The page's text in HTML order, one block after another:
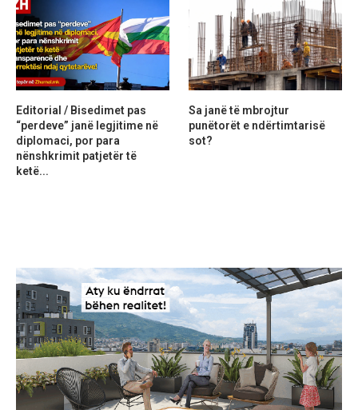
Editorial / Bisedimet pas
“perdeve” janë legjitime në
diplomaci, por para
nënshkrimit patjetër të
ketë...
Sa janë të mbrojtur
punëtorët e ndërtimtarisë
sot?